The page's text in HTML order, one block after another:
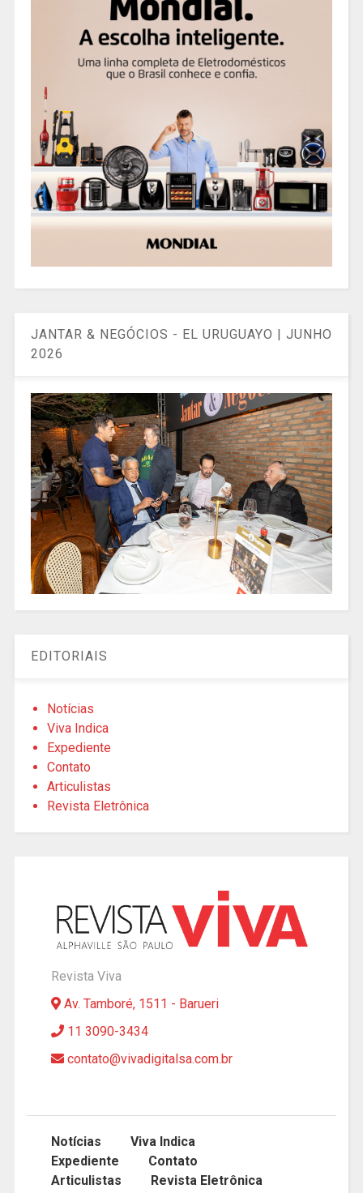
JANTAR & NEGÓCIOS - EL URUGUAYO | JUNHO
2026
EDITORIAIS
Notícias
Viva Indica
Expediente
Contato
Articulistas
Revista Eletrônica
Revista Viva
Av. Tamboré, 1511 - Barueri
11 3090-3434
contato@vivadigitalsa.com.br
Notícias
Viva Indica
Expediente
Contato
Articulistas
Revista Eletrônica